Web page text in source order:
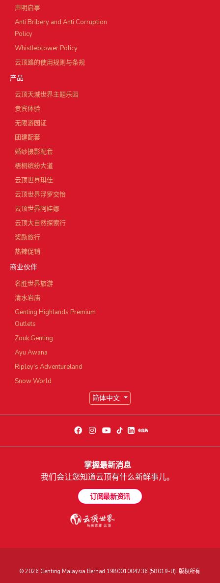
声明启事
Anti Bribery and Anti Corruption
Policy
Whistleblower Policy
云顶路的使用规则与条规
产品
云顶天城世界主题乐园
贵宾体验
无限游园证
团建配套
婚纱摄影配套
梧桐缤纷大道
云顶世界琪佳
云顶世界浮罗交怡
云顶世界阿娃娜
云顶大自然探索行
奖励旅行
热辣促销
商业伙伴
名胜世界旅游
清水岩庙
Genting Highlands Premium
Outlets
Zouk Genting
Ayu Awana
Ripley's Adventureland
Snow World
简体中文
掌握最新消息
我们会让您知道云顶有什么新鲜事儿。
订阅最新资讯
© 2026 Genting Malaysia Berhad 198001004236 (58019-U). 版权所有